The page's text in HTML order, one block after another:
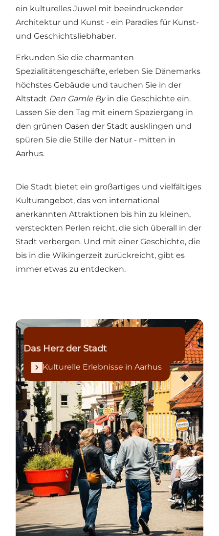
ein kulturelles Juwel mit beeindruckender
Architektur und Kunst - ein Paradies für Kunst-
und Geschichtsliebhaber.
Erkunden Sie die charmanten
Spezialitätengeschäfte, erleben Sie Dänemarks
höchstes Gebäude und tauchen Sie in der
Altstadt Den Gamle Byin die Geschichte ein.
Lassen Sie den Tag mit einem Spaziergang in
den grünen Oasen der Stadt ausklingen und
spüren Sie die Stille der Natur - mitten in
Aarhus.
Die Stadt bietet ein großartiges und vielfältiges
Kulturangebot, das von international
anerkannten Attraktionen bis hin zu kleinen,
versteckten Perlen reicht, die sich überall in der
Stadt verbergen. Und mit einer Geschichte, die
bis in die Wikingerzeit zurückreicht, gibt es
immer etwas zu entdecken.
Kulturelle Erlebnisse in Aarhus
Das Herz der Stadt
Kulturelle Erlebnisse in Aarhus